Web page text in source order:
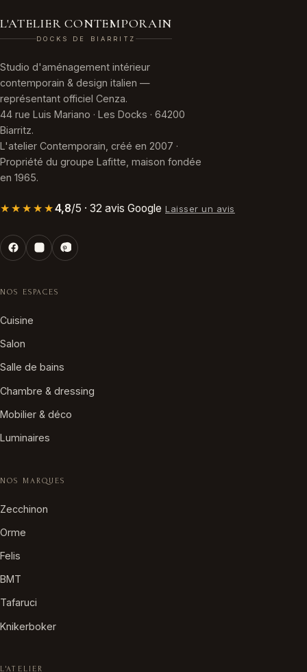
L'ATELIER CONTEMPORAIN
DOCKS DE BIARRITZ
Studio d'aménagement intérieur
contemporain & design italien —
représentant officiel Cenza.
44 rue Luis Mariano · Les Docks · 64200
Biarritz.
L'atelier Contemporain, créé en 2007 ·
Propriété du groupe Lafitte, maison fondée
en 1965.
★★★★★4,8/5 · 32 avis Google Laisser un avis
NOS ESPACES
Cuisine
Salon
Salle de bains
Chambre & dressing
Mobilier & déco
Luminaires
NOS MARQUES
Zecchinon
Orme
Felis
BMT
Tafaruci
Knikerboker
L'ATELIER